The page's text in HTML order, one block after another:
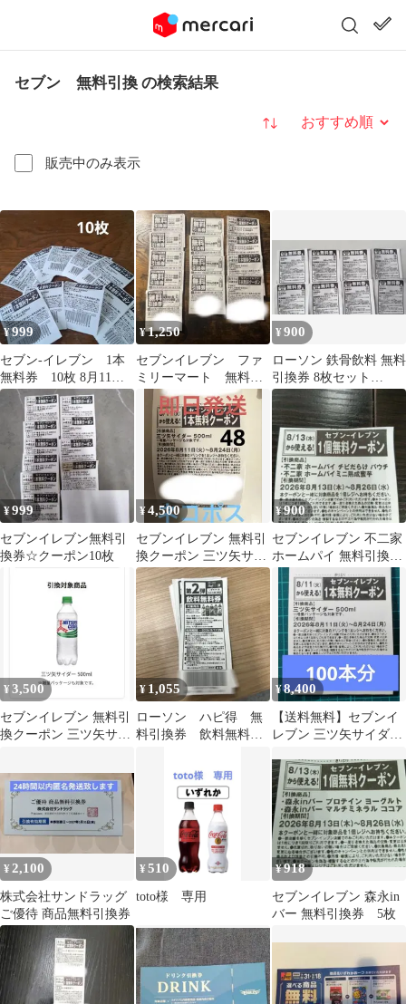
セブン 無料引換 の検索結果
販売中のみ表示
並び替え
¥999
セブン-イレブン 1本
無料券 10枚 8月11日
～24日
¥1,250
セブンイレブン ファ
ミリーマート 無料引
換券 割引券 クーポ
ン13枚
¥900
ローソン 鉄骨飲料 無料
引換券 8枚セット
(2026/8/10まで)
¥999
セブンイレブン無料引
換券☆クーポン10枚
¥4,500
セブンイレブン 無料引
換クーポン 三ツ矢サイ
ダー48本
¥900
セブンイレブン 不二家
ホームパイ 無料引換
券 6枚
¥3,500
セブンイレブン 無料引
換クーポン 三ツ矢サイ
¥ 1,055
ローソン ハピ得 無
料引換券 飲料無料
¥8,400
【送料無料】セブンイ
レブン 三ツ矢サイダー
分
¥ 2,100
株式会社サンドラッグ
ご優待 商品無料引換券
¥510
toto様 専用
¥918
セブンイレブン 森永in
バー 無料引換券 5枚